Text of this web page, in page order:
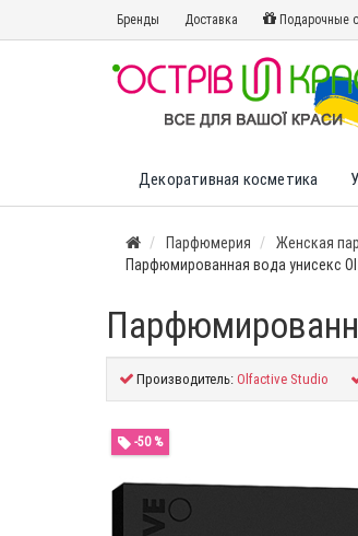
Бренды Доставка Подарочные
Декоративная косметика
Парфюмерия Женская
Парфюмированная вода унисекс
Производитель:Olfactive Studio
-50 %